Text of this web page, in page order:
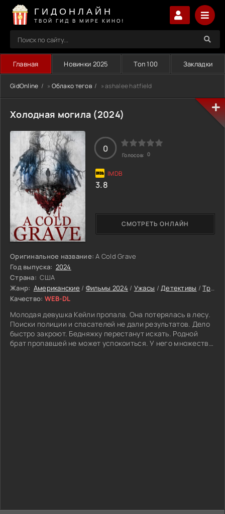
ГИДОНЛАЙН
ТВОЙ ГИД В МИРЕ КИНО!
Главная Новинки 2025 Топ 100 Закладки
GidOnline » Облако тегов » ashalee hatfield
Холодная могила (2024)
Оригинальное название: A Cold Grave
Год выпуска: 2024
Страна: США
Жанр: Американские / Фильмы 2024 / Ужасы /Детективы /Триллеры
Качество: WEB-DL
Молодая девушка Кейли пропала. Она потерялась в лесу.
Поиски полиции и спасателей не дали результатов. Дело
быстро закроют. Бедняжку перестанут искать. Родной
брат пропавшей не может успокоиться. У него множество
СМОТРЕТЬ ОНЛАЙН
0
Голосов: 0
3.8